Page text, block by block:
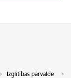
Izglītības pārvalde